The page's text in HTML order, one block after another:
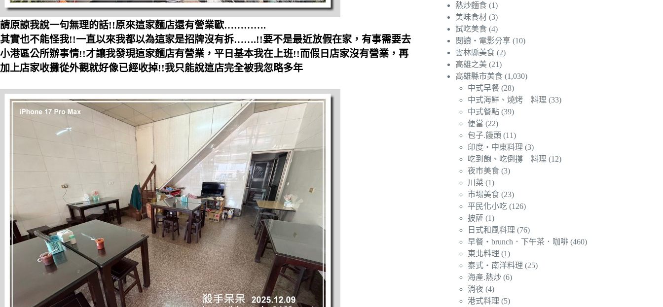
請原諒我說一句無理的話!!原來這家麵店還有營業歐………….
其實也不能怪我!!一直以來我都以為這家是招牌沒有拆…….!!要不是最近放假在家，有事需要去
小港區公所辦事情!!才讓我發現這家麵店有營業，平日基本我在上班!!而假日店家沒有營業，再
加上店家收攤從外觀就好像已經收掉!!我只能說這店完全被我忽略多年
熱炒麵食 (1)
美味食材 (3)
試吃美食 (4)
閱讀‧電影分享 (10)
雲林縣美食 (2)
高雄之美 (21)
高雄縣市美食 (1,030)
中式早餐 (28)
中式海鮮、燒烤 料理 (33)
中式餐點 (39)
便當 (22)
包子.饅頭 (11)
印度‧中東料理 (3)
吃到飽、吃倒撐 料理 (12)
夜市美食 (3)
川菜 (1)
市場美食 (23)
平民化小吃 (126)
披薩 (1)
日式和風料理 (76)
早餐‧brunch．下午茶．咖啡 (460)
東北料理 (1)
泰式‧南洋料理 (25)
海產.熱炒 (6)
消夜 (4)
港式料理 (5)